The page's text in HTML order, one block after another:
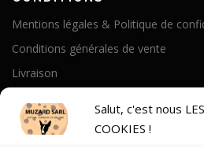
Salut, c'est nous LES
COOKIES !
Mentions légales & Politique de
Conditions générales de vente
Livraison